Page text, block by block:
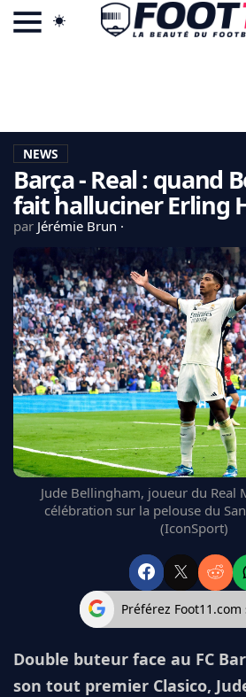
LA CHARTE
VIE PRIVÉE
CGU
CONTACTEZ-NOUS
MERCATO
CDM 2026
EDF
PSG
LIGUE 1
REAL MADRID
FC BARCELONE
MANCHESTER UNITED
CHELSEA
ARSENAL
BAYERN
NEWS
Barça - Real : quand
fait halluciner Erling
par Jérémie Brun
Jude Bellingham, joueur du Real
célébration sur la pelouse du
(IconSport)
Préférez
Double buteur face au FC
son tout premier Clasico,